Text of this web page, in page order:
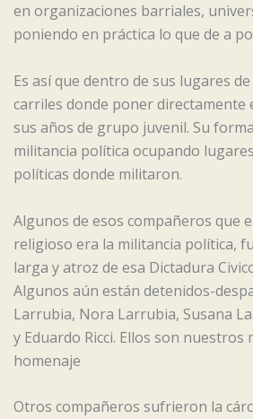
en organizaciones barriales,
poniendo en práctica lo que de a
Es así que dentro de sus lugares
carriles donde poner directamente
sus años de grupo juvenil. Su
militancia política ocupando
políticas donde militaron.
Algunos de esos compañeros que
religioso era la militancia política,
larga y atroz de esa Dictadura
Algunos aún están detenidos-
Larrubia, Nora Larrubia, Susana
y Eduardo Ricci. Ellos son
homenaje
Otros compañeros sufrieron la